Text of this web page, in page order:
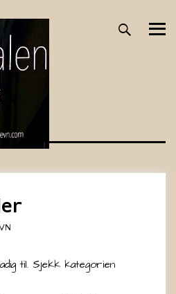
til. Sjekk kategorien